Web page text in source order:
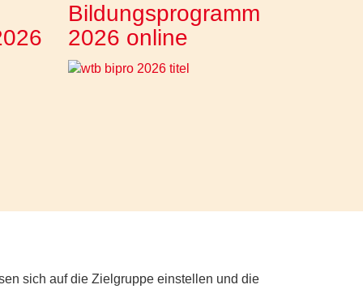
Bildungsprogramm
2026 online
sich auf die Zielgruppe einstellen und die